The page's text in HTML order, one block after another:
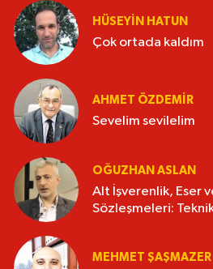
HÜSEYIN HATUN
Çok ortada kaldım
AHMET ÖZDEMIR
Sevelim sevilelim
OĞUZHAN ASLAN
Alt İşverenlik, Eser
Sözleşmeleri:
MEHMET ŞAŞMAZER